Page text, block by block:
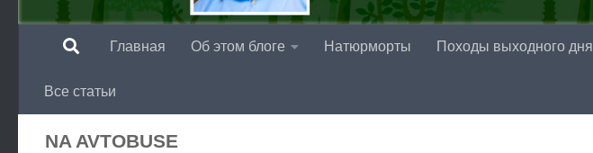
Главная Об этом блоге Натюрморты Походы выходного дня
Все статьи
NA AVTOBUSE